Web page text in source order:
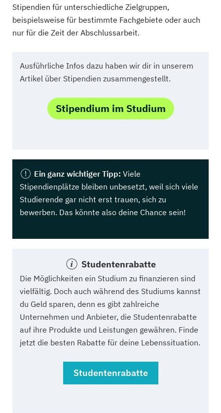
Stipendien für unterschiedliche Zielgruppen,
beispielsweise für bestimmte Fachgebiete oder auch
nur für die Zeit der Abschlussarbeit.
Ausführliche Infos dazu haben wir dir in unserem
Artikel über Stipendien zusammengestellt.
Stipendium im Studium
Ein ganz wichtiger Tipp: Viele
Stipendienplätze bleiben unbesetzt, weil sich viele
Studierende gar nicht erst trauen, sich zu
bewerben. Das könnte also deine Chance sein!
Studentenrabatte
Die Möglichkeiten ein Studium zu finanzieren sind
vielfältig. Doch auch während des Studiums kannst
du Geld sparen, denn es gibt zahlreiche
Unternehmen und Anbieter, die Studentenrabatte
auf ihre Produkte und Leistungen gewähren. Finde
jetzt die besten Rabatte für deine Lebenssituation.
Studentenrabatte